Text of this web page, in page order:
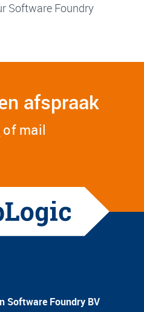
Software Foundry
afspraak
of mail
Software Foundry BV